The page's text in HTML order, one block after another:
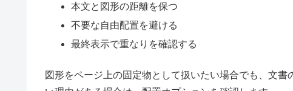
本文と図形の距離を保つ
不要な自由配置を避ける
最終表示で重なりを確認する
図形をページ上の固定物として扱いたい場合でも、文